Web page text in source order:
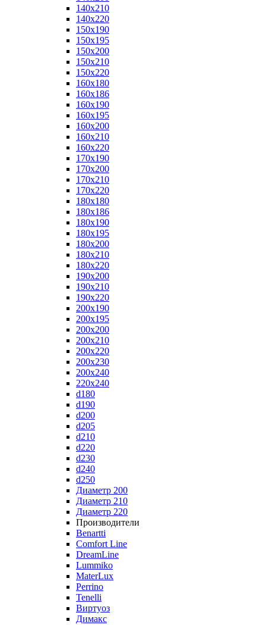
140x210
140x220
150x190
150x195
150x200
150x210
150x220
160x180
160x186
160x190
160x195
160x200
160x210
160x220
170x190
170x200
170x210
170x220
180x180
180x186
180x190
180x195
180x200
180x210
180x220
190x200
190x210
190x220
200x190
200x195
200x200
200x210
200x220
200x230
200x240
220x240
d180
d190
d200
d205
d210
d220
d230
d240
d250
Диаметр 200
Диаметр 210
Диаметр 220
Производители
Benartti
Comfort Line
DreamLine
Lummiko
MaterLux
Perrino
Tenelli
Виртуоз
Димакс